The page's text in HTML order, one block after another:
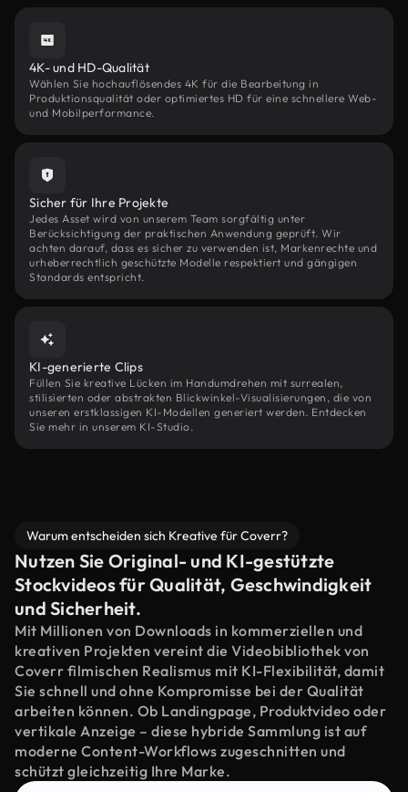
4K- und HD-Qualität
Wählen Sie hochauflösendes 4K für die Bearbeitung in
Produktionsqualität oder optimiertes HD für eine schnellere Web-
und Mobilperformance.
Sicher für Ihre Projekte
Jedes Asset wird von unserem Team sorgfältig unter
Berücksichtigung der praktischen Anwendung geprüft. Wir
achten darauf, dass es sicher zu verwenden ist, Markenrechte und
urheberrechtlich geschützte Modelle respektiert und gängigen
Standards entspricht.
KI-generierte Clips
Füllen Sie kreative Lücken im Handumdrehen mit surrealen,
stilisierten oder abstrakten Blickwinkel-Visualisierungen, die von
unseren erstklassigen KI-Modellen generiert werden. Entdecken
Sie mehr in unserem KI-Studio.
Warum entscheiden sich Kreative für Coverr?
Nutzen Sie Original- und KI-gestützte
Stockvideos für Qualität, Geschwindigkeit
und Sicherheit.
Mit Millionen von Downloads in kommerziellen und
kreativen Projekten vereint die Videobibliothek von
Coverr filmischen Realismus mit KI-Flexibilität, damit
Sie schnell und ohne Kompromisse bei der Qualität
arbeiten können. Ob Landingpage, Produktvideo oder
vertikale Anzeige – diese hybride Sammlung ist auf
moderne Content-Workflows zugeschnitten und
schützt gleichzeitig Ihre Marke.